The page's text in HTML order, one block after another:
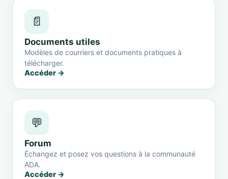
📄
Documents utiles
Modèles de courriers et documents pratiques à
télécharger.
Accéder →
💬
Forum
Échangez et posez vos questions à la communauté
ADA.
Accéder →